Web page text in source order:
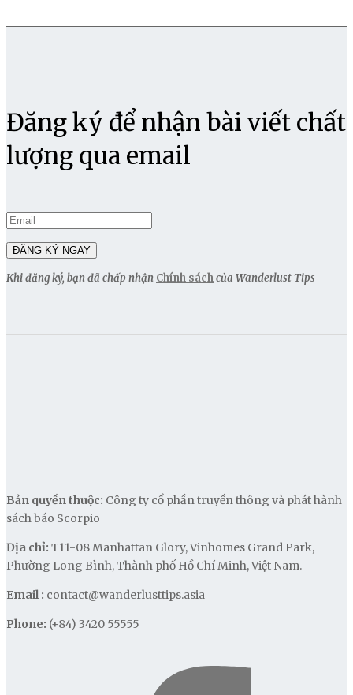
Đăng ký để nhận bài viết chất
lượng qua email
Khi đăng ký, bạn đã chấp nhận Chính sáchcủa Wanderlust Tips
Bản quyền thuộc: Công ty cổ phần truyền thông và phát hành
sách báo Scorpio
Địa chỉ: T11-08 Manhattan Glory, Vinhomes Grand Park,
Phường Long Bình, Thành phố Hồ Chí Minh, Việt Nam.
Email : contact@wanderlusttips.asia
Phone: (+84) 3420 55555